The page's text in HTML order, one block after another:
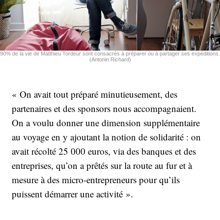
90% de la vie de Matthieu Tordeur sont consacrés à préparer ou à partager ses expéditions.
(Antonin Richard)
« On avait tout préparé minutieusement, des
partenaires et des sponsors nous accompagnaient.
On a voulu donner une dimension supplémentaire
au voyage en y ajoutant la notion de solidarité : on
avait récolté 25 000 euros, via des banques et des
entreprises, qu’on a prêtés sur la route au fur et à
mesure à des micro-entrepreneurs pour qu’ils
puissent démarrer une activité ».